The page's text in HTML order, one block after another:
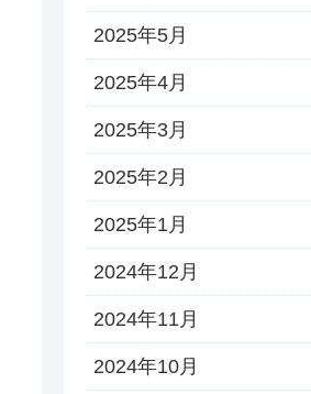
2025年5月
2025年4月
2025年3月
2025年2月
2025年1月
2024年12月
2024年11月
2024年10月